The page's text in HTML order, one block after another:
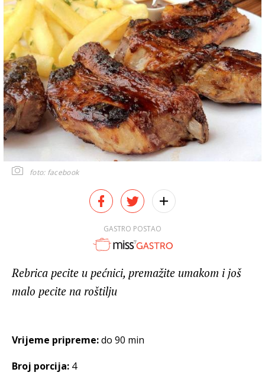
foto: facebook
GASTRO POSTAO
Rebrica pecite u pećnici, premažite umakom i još
malo pecite na roštilju
Vrijeme pripreme:do 90 min
Broj porcija: 4